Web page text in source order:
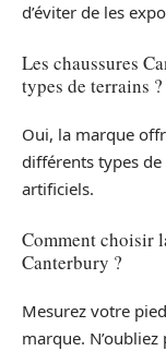
d’éviter de les
Les chaussures
types de terrains ?
Oui, la marque
différents types
artificiels.
Comment choisir
Canterbury ?
Mesurez votre
marque.